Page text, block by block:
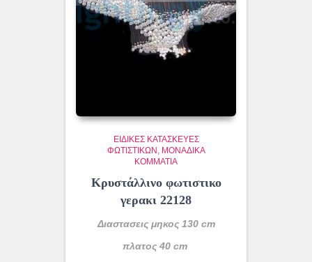
ΕΙΔΙΚΈΣ ΚΑΤΑΣΚΕΥΈΣ
ΦΩΤΙΣΤΙΚΏΝ
ΜΟΝΆΔΙΚΑ
ΚΟΜΜΆΤΙΑ
Κρυστάλλινο φωτιστικο
γερακι 22128
Διαστασεις μηκος 130 cm
πλατος 40 cm